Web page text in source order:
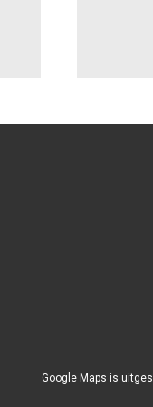
Google Maps is